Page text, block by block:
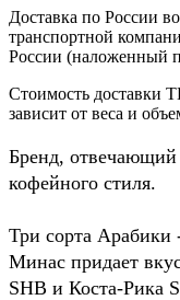
Доставка по России
транспортной
России (наложенный
Стоимость доставки
зависит от веса и
Бренд, отвечающий
кофейного стиля.
Три сорта Арабики
Минас придает
SHB и Коста-Рика